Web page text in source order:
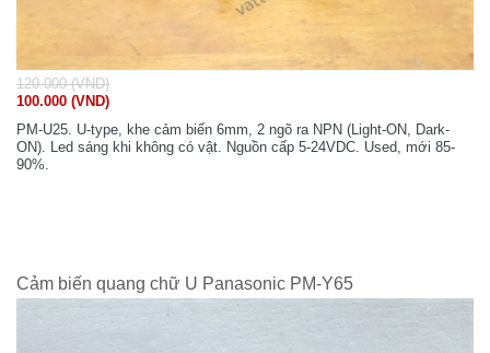
120.000 (VND)
100.000 (VND)
PM-U25. U-type, khe cảm biến 6mm, 2 ngõ ra NPN (Light-ON, Dark-
ON). Led sáng khi không có vật. Nguồn cấp 5-24VDC. Used, mới 85-
90%.
Cảm biến quang chữ U Panasonic PM-Y65